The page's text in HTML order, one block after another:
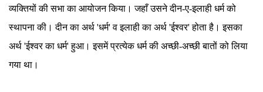
व्यक्तियों की सभा का आयोजन किया। जहाँ उसने दीन-ए-इलाही धर्म को
स्थापना की। दीन का अर्थ 'धर्म' व इलाही का अर्थ 'ईश्वर' होता है। इसका
अर्थ 'ईश्वर का धर्म' हुआ। इसमें प्रत्येक धर्म की अच्छी-अच्छी बातों को लिया
गया था।